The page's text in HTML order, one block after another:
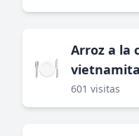
🍽️
Arroz a la
vietnamita
601 visitas